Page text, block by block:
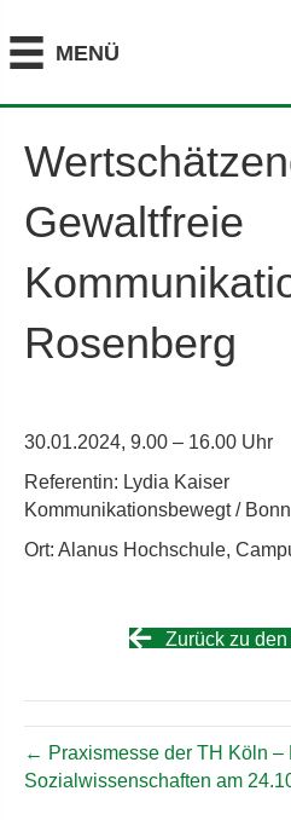
MENÜ
Gewaltfreie
Rosenberg
30.01.2024, 9.00 – 16.00 Uhr
Referentin: Lydia Kaiser
Kommunikationsbewegt / Bonn
Ort: Alanus Hochschule,
Zurück zu
← Praxismesse der TH Köln –
Sozialwissenschaften am